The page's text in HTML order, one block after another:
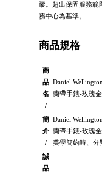
蹤。超出保固服務範
務中心為基準。
商品規格
商
品
名
/
Daniel
蘭帶手錶-玫瑰
簡
介
/
Daniel
蘭帶手錶-玫瑰
美學簡約時、分
誠
品